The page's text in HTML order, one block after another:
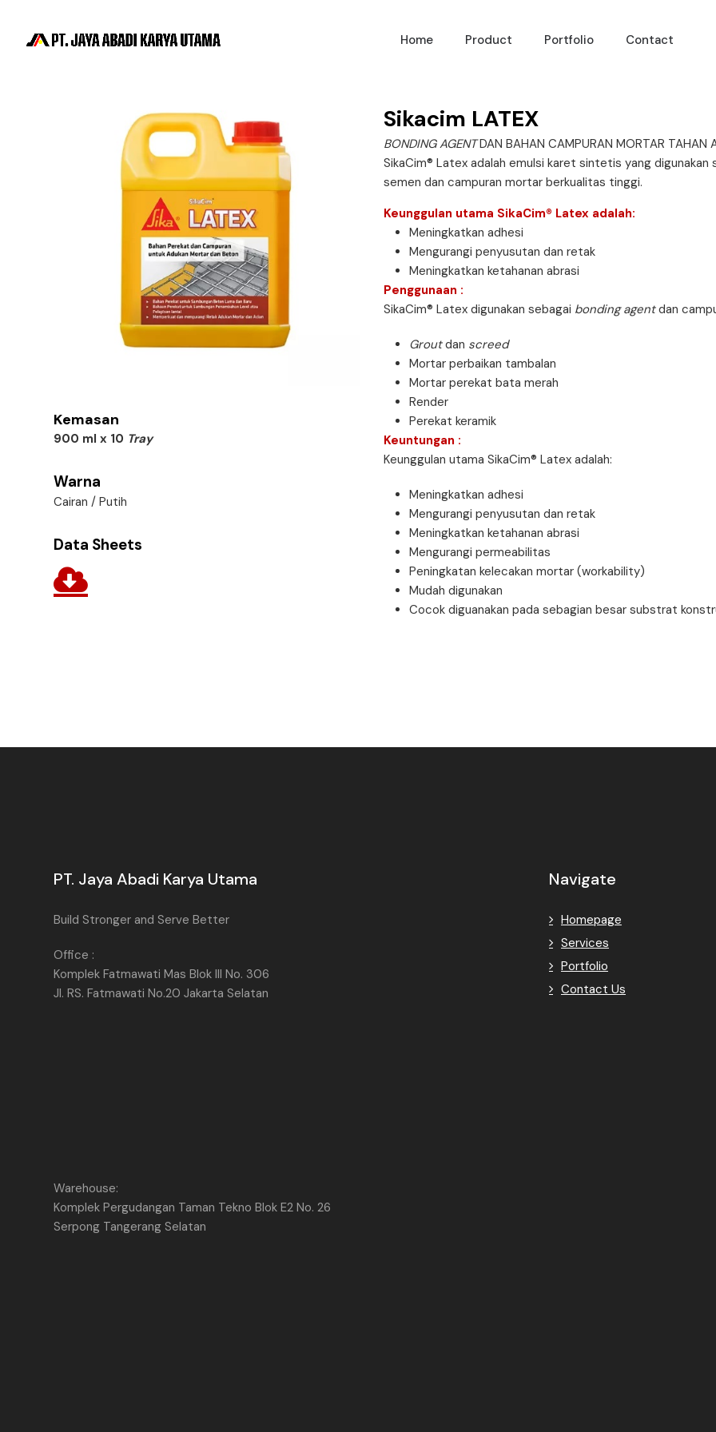
Home Product Portfolio Contact
Kemasan
900 ml x 10 Tray
Warna
Cairan / Putih
Data Sheets
Sikacim LATEX
BONDING AGENTDAN BAHAN CAMPURAN MORTAR TAHAN
SikaCim® Latex adalah emulsi karet sintetis yang
semen dan campuran mortar berkualitas tinggi.
Keunggulan utama SikaCim® Latex adalah:
Meningkatkan adhesi
Mengurangi penyusutan dan retak
Meningkatkan ketahanan abrasi
Penggunaan :
SikaCim® Latex digunakan sebagai bonding agentdan
Groutdan screed
Mortar perbaikan tambalan
Mortar perekat bata merah
Render
Perekat keramik
Keuntungan :
Keunggulan utama SikaCim® Latex adalah:
Meningkatkan adhesi
Mengurangi penyusutan dan retak
Meningkatkan ketahanan abrasi
Mengurangi permeabilitas
Peningkatan kelecakan mortar (workability)
Mudah digunakan
Cocok diguanakan pada sebagian besar substrat
PT. Jaya Abadi Karya Utama
Build Stronger and Serve Better
Office :
Komplek Fatmawati Mas Blok III No. 306
Jl. RS. Fatmawati No.20 Jakarta Selatan
Warehouse:
Komplek Pergudangan Taman Tekno Blok E2 No. 26
Serpong Tangerang Selatan
Navigate
Homepage
Services
Portfolio
Contact Us